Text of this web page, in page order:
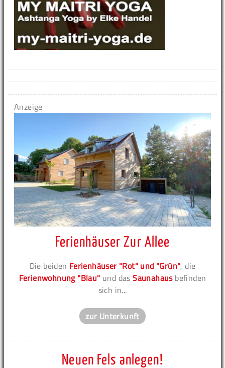
Anzeige
Ferienhäuser Zur Allee
Die beiden Ferienhäuser "Rot" und "Grün", die
Ferienwohnung "Blau" und dasSaunahausbefinden
sich in...
zur Unterkunft
Neuen Fels anlegen!